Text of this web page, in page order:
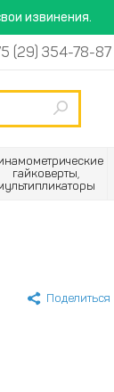
извинения.
(29) 354-78-87
гайковерты,
Поделиться